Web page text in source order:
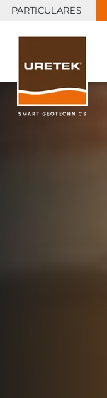
PARTICULARES